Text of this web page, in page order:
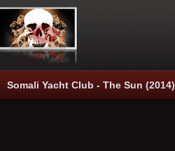
Somali Yacht Club - The Sun (2014)